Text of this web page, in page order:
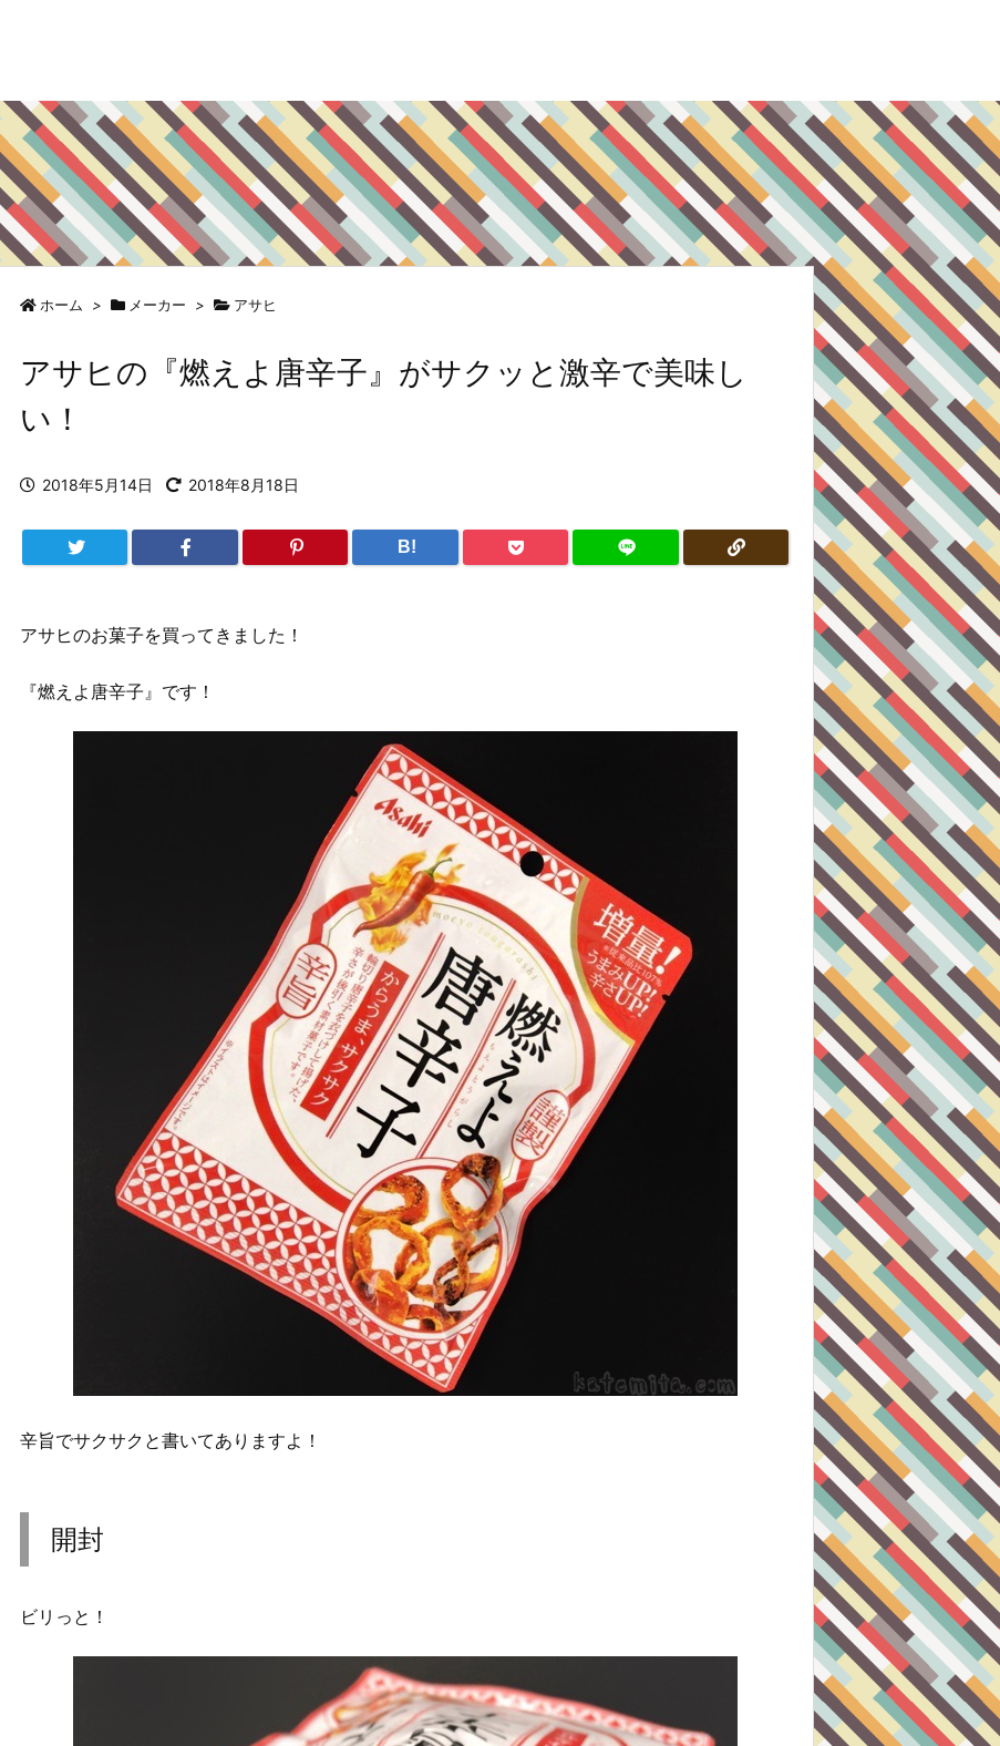
ホーム > メーカー > アサヒ
アサヒの『燃えよ唐辛子』がサクッと激辛で美味し
い！
2018年5月14日 2018年8月18日
B!
アサヒのお菓子を買ってきました！
『燃えよ唐辛子』です！
辛旨でサクサクと書いてありますよ！
開封
ビリっと！